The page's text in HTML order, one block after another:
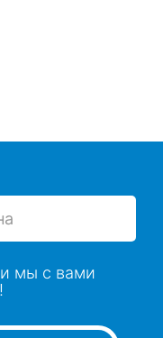
мы с вами